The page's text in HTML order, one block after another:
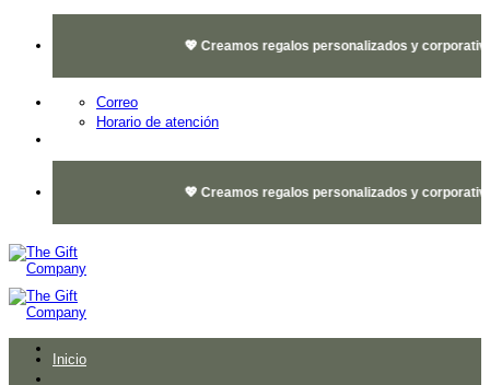
💖 Creamos regalos personalizados y
Correo
Horario de atención
💖 Creamos regalos personalizados y
Inicio